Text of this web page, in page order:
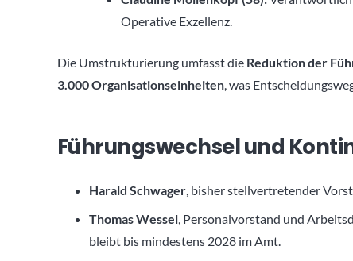
Operative Exzellenz.
Die Umstrukturierung umfasst die Reduktion der
3.000 Organisationseinheiten, was
Führungswechsel und
Harald Schwager, bisher stellvertretender
Thomas Wessel, Personalvorstand und
bleibt bis mindestens 2028 im Amt.